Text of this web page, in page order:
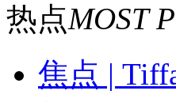
热点MOST
焦点 |